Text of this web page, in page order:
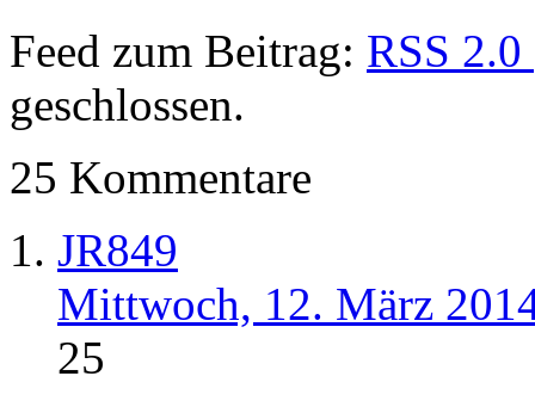
Feed zum Beitrag: RSS 2.0
geschlossen.
25 Kommentare
JR849
Mittwoch, 12. März
25